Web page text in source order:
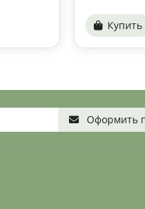
Купить
Оформить